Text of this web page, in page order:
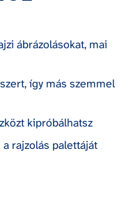
ábrázolásokat, mai
így más szemmel
kipróbálhatsz
rajzolás palettáját